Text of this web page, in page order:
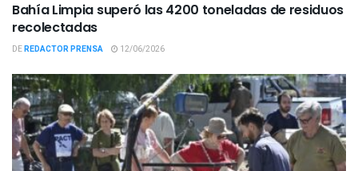
Bahía Limpia superó las 4200 toneladas de residuos
recolectadas
DEREDACTOR PRENSA 12/06/2026